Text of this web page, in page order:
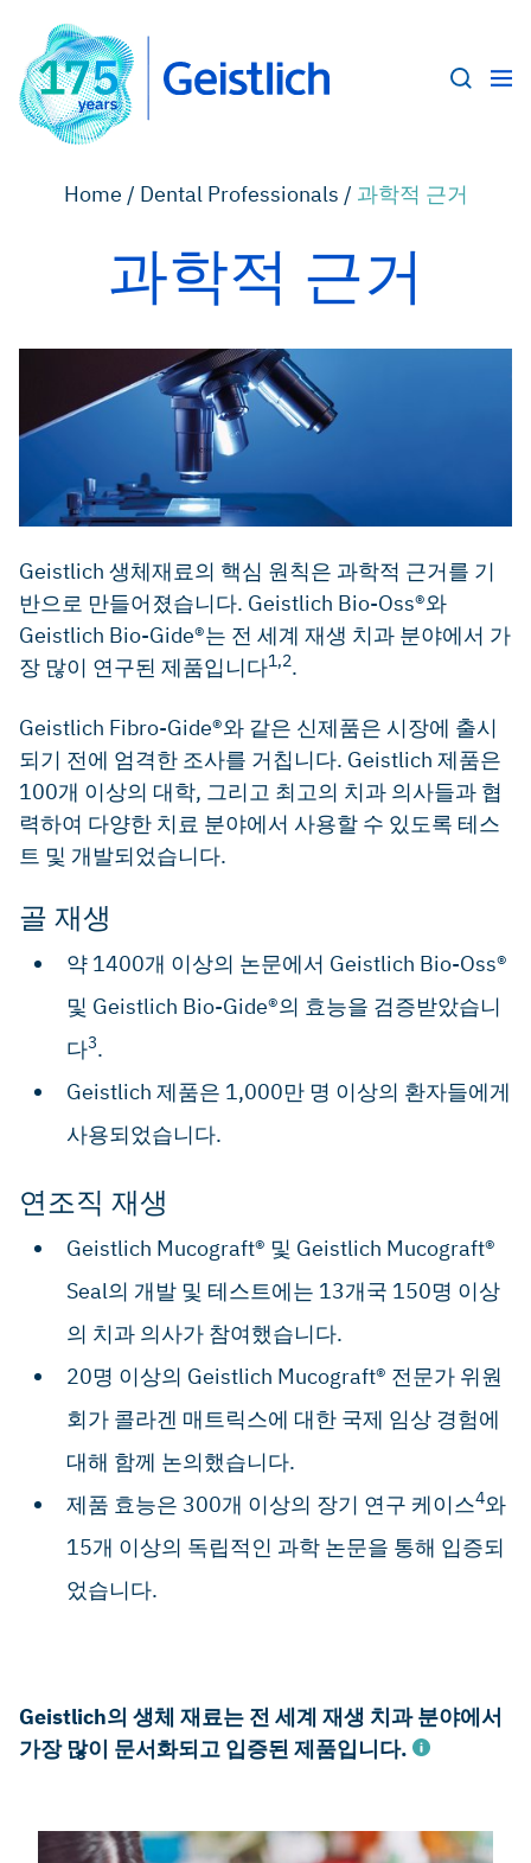
Home / Dental Professionals / 과학적 근거
과학적 근거
Geistlich 생체재료의 핵심 원칙은 과학적 근거를 기
반으로 만들어졌습니다. Geistlich Bio-Oss®와
Geistlich Bio-Gide®는 전 세계 재생 치과 분야에서 가
장 많이 연구된 제품입니다1,2.
Geistlich Fibro-Gide®와 같은 신제품은 시장에 출시
되기 전에 엄격한 조사를 거칩니다. Geistlich 제품은
100개 이상의 대학, 그리고 최고의 치과 의사들과 협
력하여 다양한 치료 분야에서 사용할 수 있도록 테스
트 및 개발되었습니다.
골 재생
약 1400개 이상의 논문에서 Geistlich Bio-Oss®
및 Geistlich Bio-Gide®의 효능을 검증받았습니
다3.
Geistlich 제품은 1,000만 명 이상의 환자들에게
사용되었습니다.
연조직 재생
Geistlich Mucograft® 및 Geistlich Mucograft®
Seal의 개발 및 테스트에는 13개국 150명 이상
의 치과 의사가 참여했습니다.
20명 이상의 Geistlich Mucograft® 전문가 위원
회가 콜라겐 매트릭스에 대한 국제 임상 경험에
대해 함께 논의했습니다.
제품 효능은 300개 이상의 장기 연구 케이스4와
15개 이상의 독립적인 과학 논문을 통해 입증되
었습니다.
Geistlich의 생체 재료는 전 세계 재생 치과 분야에서
가장 많이 문서화되고 입증된 제품입니다.